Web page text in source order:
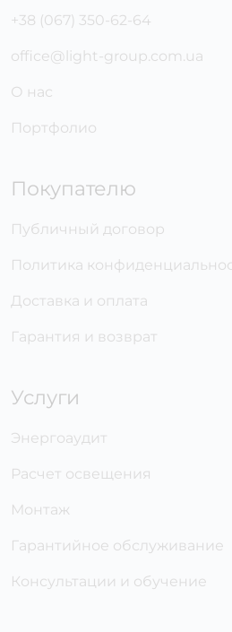
+38 (067) 350-62-64
office@light-group.com.ua
О нас
Портфолио
Покупателю
Публичный договор
Политика
Доставка и оплата
Гарантия и возврат
Услуги
Энергоаудит
Расчет освещения
Монтаж
Гарантийное обслуживание
Консультации и обучение